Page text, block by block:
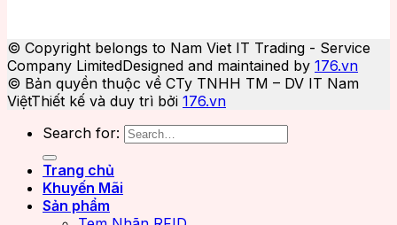
© Copyright belongs to Nam Viet IT Trading - Service
Company LimitedDesigned and maintained by 176.vn
© Bản quyền thuộc về CTy TNHH TM – DV IT Nam
ViệtThiết kế và duy trì bởi 176.vn
Search for:
Trang chủ
Khuyến Mãi
Sản phẩm